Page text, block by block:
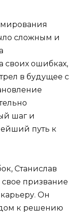
сложным и
своих ошибках,
в будущее с
шаг и
путь к
Станислав
призвание
Он
к решению